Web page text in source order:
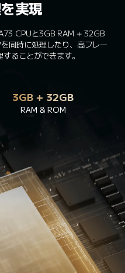
実現
CPUと3GB RAM + 32GB
同時に処理したり、高フレー
ることができます。
3GB + 32GB
RAM & ROM